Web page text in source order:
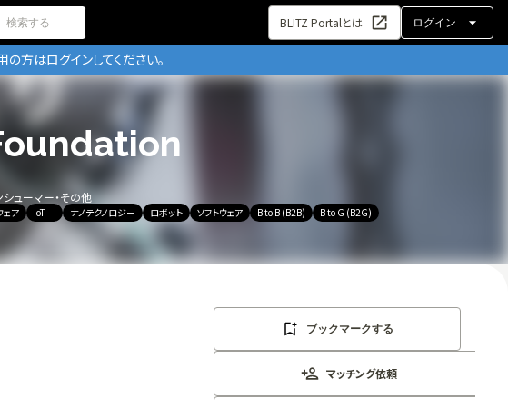
検索する BLITZ Portalとは ログイン
方はログインしてください。
シューマー・その他
ェア IoT ナノテクノロジー ロボット ソフトウェア B to B (B2B) B to G (B2G)
ブックマークする
マッチング依頼